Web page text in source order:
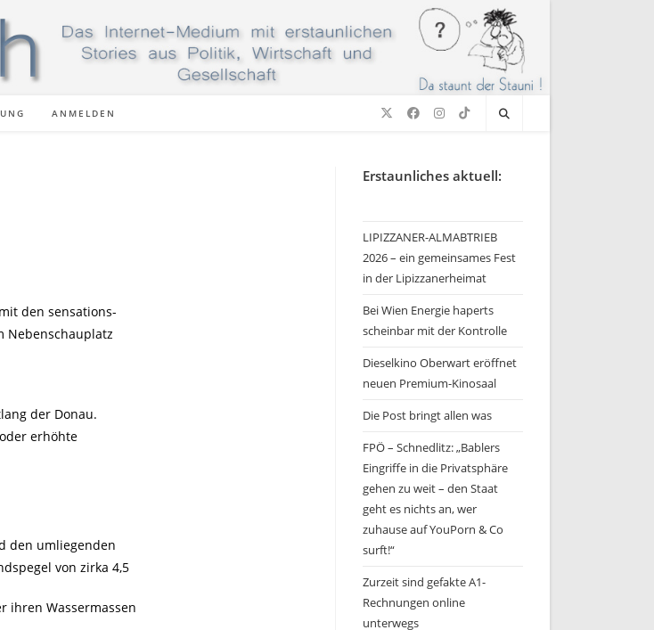
ANMELDEN
den sensations-
Nebenschauplatz
der Donau.
erhöhte
den umliegenden
von zirka 4,5
ihren Wassermassen
Erstaunliches aktuell:
LIPIZZANER-ALMABTRIEB
2026 – ein gemeinsames Fest
in der Lipizzanerheimat
Bei Wien Energie haperts
scheinbar mit der Kontrolle
Dieselkino Oberwart eröffnet
neuen Premium-Kinosaal
Die Post bringt allen was
FPÖ – Schnedlitz: „Bablers
Eingriffe in die Privatsphäre
gehen zu weit – den Staat
geht es nichts an, wer
zuhause auf YouPorn & Co
surft!“
Zurzeit sind gefakte A1-
Rechnungen online
unterwegs